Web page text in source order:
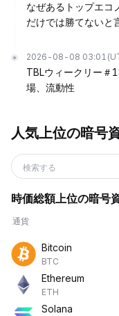
なぜあるトップエコ
だけでは勝てないと
2026-08-08 03:01
TBLウィークリー＃
場、流動性
人気上位の暗号
検索する
時価総額上位の暗号
通貨
Bitcoin
BTC
Ethereum
ETH
Solana